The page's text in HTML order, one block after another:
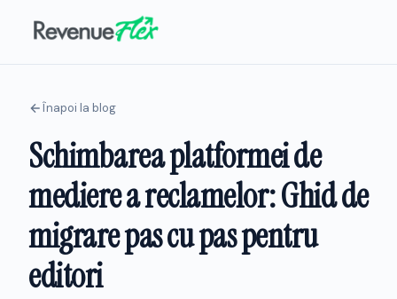
Înapoi la blog
Schimbarea platformei de
mediere a reclamelor: Ghid de
migrare pas cu pas pentru
editori